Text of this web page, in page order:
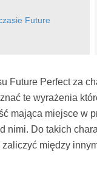
Future
Future Perfect za
te wyrażenia
mająca miejsce w
nimi. Do takich
między